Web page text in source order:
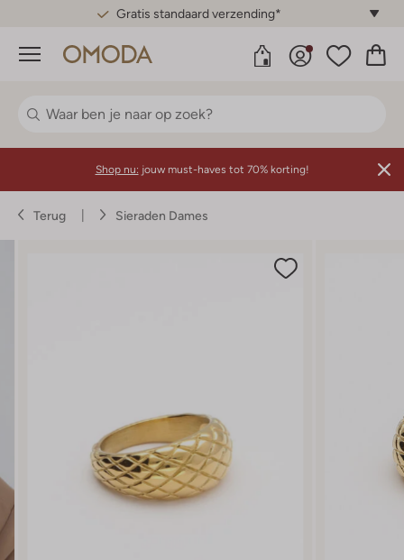
Gratis standaard verzending*
Menu
Shop nu: jouw must-haves tot 70% korting!
Terug Sieraden Dames